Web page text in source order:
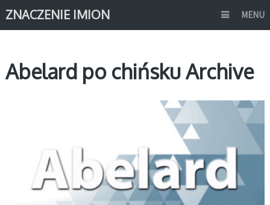
ZNACZENIE IMION MENU
Abelard po chińsku Archive